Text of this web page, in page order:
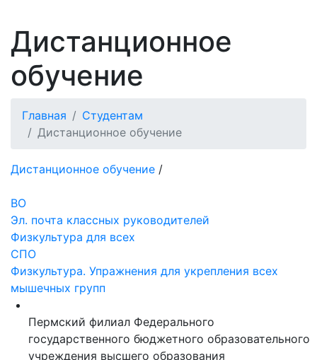
Дистанционное
обучение
Главная
Студентам
Дистанционное обучение
Дистанционное обучение /
ВО
Эл. почта классных руководителей
Физкультура для всех
СПО
Физкультура. Упражнения для укрепления всех
мышечных групп
Пермский филиал Федерального
государственного бюджетного образовательного
учреждения высшего образования